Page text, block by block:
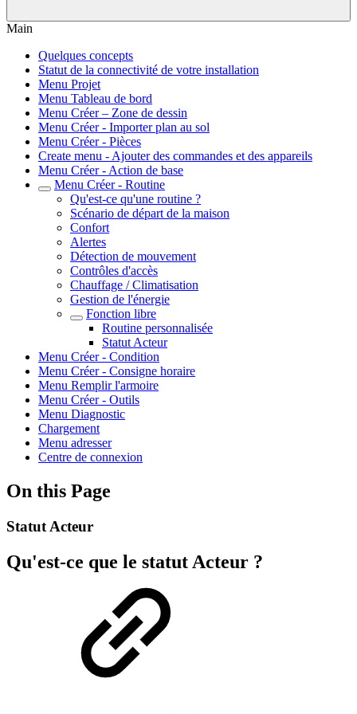
Main
Quelques concepts
Statut de la connectivité de votre installation
Menu Projet
Menu Tableau de bord
Menu Créer – Zone de dessin
Menu Créer - Importer plan au sol
Menu Créer - Pièces
Create menu - Ajouter des commandes et des appareils
Menu Créer - Action de base
Menu Créer - Routine
Qu'est-ce qu'une routine ?
Scénario de départ de la maison
Confort
Alertes
Détection de mouvement
Contrôles d'accès
Chauffage / Climatisation
Gestion de l'énergie
Fonction libre
Routine personnalisée
Statut Acteur
Menu Créer - Condition
Menu Créer - Consigne horaire
Menu Remplir l'armoire
Menu Créer - Outils
Menu Diagnostic
Chargement
Menu adresser
Centre de connexion
On this Page
Statut Acteur
Qu'est-ce que le statut Acteur ?